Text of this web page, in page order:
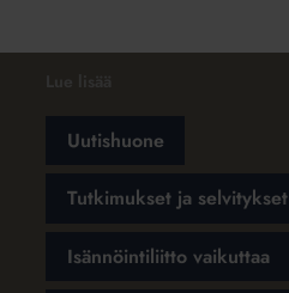
Uutishuone
Tutkimukset ja selvitykset
Isännöintiliitto vaikuttaa